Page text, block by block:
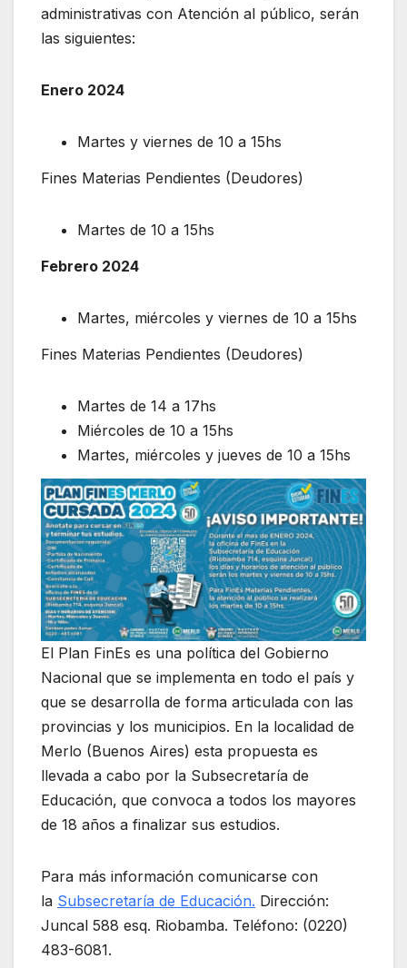
administrativas con Atención al público, serán
las siguientes:
Enero 2024
Martes y viernes de 10 a 15hs
Fines Materias Pendientes (Deudores)
Martes de 10 a 15hs
Febrero 2024
Martes, miércoles y viernes de 10 a 15hs
Fines Materias Pendientes (Deudores)
Martes de 14 a 17hs
Miércoles de 10 a 15hs
Martes, miércoles y jueves de 10 a 15hs
El Plan FinEs es una política del Gobierno
Nacional que se implementa en todo el país y
que se desarrolla de forma articulada con las
provincias y los municipios. En la localidad de
Merlo (Buenos Aires) esta propuesta es
llevada a cabo por la Subsecretaría de
Educación, que convoca a todos los mayores
de 18 años a finalizar sus estudios.
Para más información comunicarse con
la Subsecretaría de Educación. Dirección:
Juncal 588 esq. Riobamba. Teléfono: (0220)
483-6081.